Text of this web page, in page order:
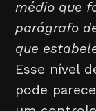
médio que
parágrafo
que
Esse nível
pode